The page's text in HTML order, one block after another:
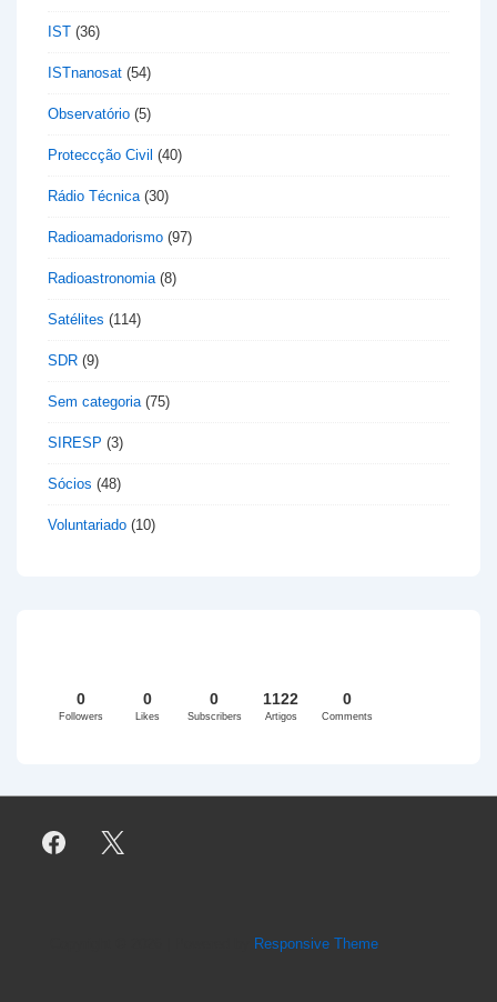
IST (36)
ISTnanosat (54)
Observatório (5)
Proteccção Civil (40)
Rádio Técnica (30)
Radioamadorismo (97)
Radioastronomia (8)
Satélites (114)
SDR (9)
Sem categoria (75)
SIRESP (3)
Sócios (48)
Voluntariado (10)
0
Followers
0
Likes
0
Subscribers
1122
Artigos
0
Comments
Responsive Theme